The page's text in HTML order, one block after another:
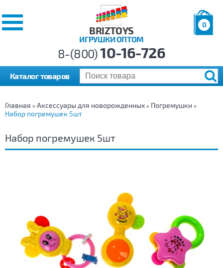
BRIZTOYS
ИГРУШКИ ОПТОМ
0
р.
8-(800)10-16-726
Каталог товаров
Главная » Аксессуары для новорожденных » Погремушки »
Набор погремушек 5шт
Набор погремушек 5шт